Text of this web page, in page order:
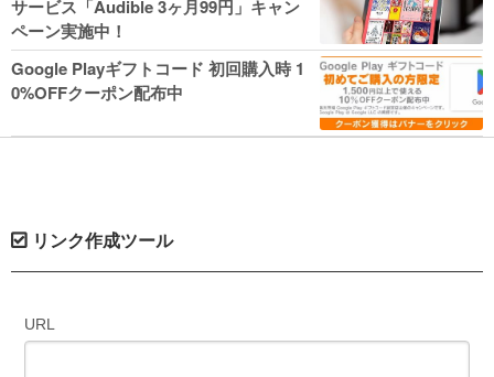
サービス「Audible 3ヶ月99円」キャン
ペーン実施中！
Google Playギフトコード 初回購入時 1
0%OFFクーポン配布中
リンク作成ツール
URL